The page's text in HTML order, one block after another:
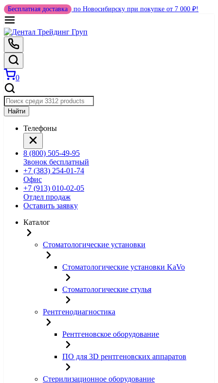
Бесплатная доставка по Новосибирску при покупке от 7 000 ₽!
0
Найти
Телефоны
8 (800) 505-49-95
Звонок бесплатный
+7 (383) 254-01-74
Офис
+7 (913) 010-02-05
Отдел продаж
Оставить заявку
Каталог
Стоматологические установки
Стоматологические установки KaVo
Стоматологические стулья
Рентгенодиагностика
Рентгеновское оборудование
ПО для 3D рентгеновских аппаратов
Стерилизационное оборудование